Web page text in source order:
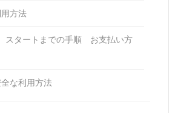
方法
スタートまでの手順 お支払い方
な利用方法